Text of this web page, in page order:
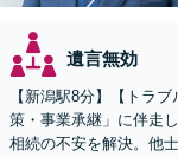
遺言無効
【新潟駅8分】【トラ
策・事業承継」に伴走
相続の不安を解決。他